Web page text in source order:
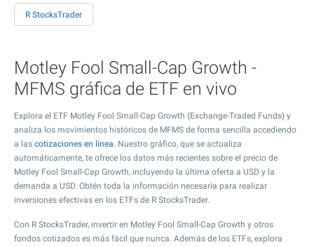
R StocksTrader
Motley Fool Small-Cap Growth -
MFMS gráfica de ETF en vivo
Explora el ETF Motley Fool Small-Cap Growth (Exchange-Traded Funds) y
analiza los movimientos históricos de MFMS de forma sencilla accediendo
a las cotizaciones en línea. Nuestro gráfico, que se actualiza
automáticamente, te ofrece los datos más recientes sobre el precio de
Motley Fool Small-Cap Growth, incluyendo la última oferta a USD y la
demanda a USD. Obtén toda la información necesaria para realizar
inversiones efectivas en los ETFs de R StocksTrader.
Con R StocksTrader, invertir en Motley Fool Small-Cap Growth y otros
fondos cotizados es más fácil que nunca. Además de los ETFs, explora